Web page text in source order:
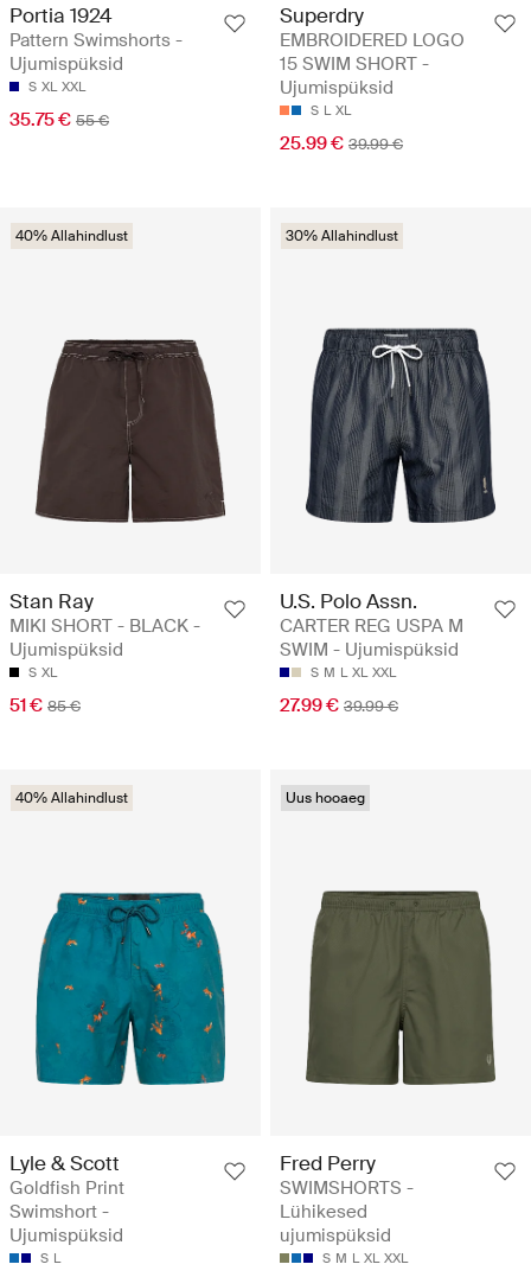
Portia 1924
Pattern Swimshorts -
Ujumispüksid
S XL XXL
35.75 € 55 €
Superdry
EMBROIDERED LOGO
15 SWIM SHORT -
Ujumispüksid
S L XL
25.99 € 39.99 €
40% Allahindlust
Stan Ray
MIKI SHORT - BLACK -
Ujumispüksid
S XL
51 € 85 €
30% Allahindlust
U.S. Polo Assn.
CARTER REG USPA M
SWIM - Ujumispüksid
S M L XL XXL
27.99 € 39.99 €
40% Allahindlust
Lyle & Scott
Goldfish Print
Swimshort -
Ujumispüksid
S L
Uus hooaeg
Fred Perry
SWIMSHORTS -
Lühikesed
ujumispüksid
S M L XL XXL